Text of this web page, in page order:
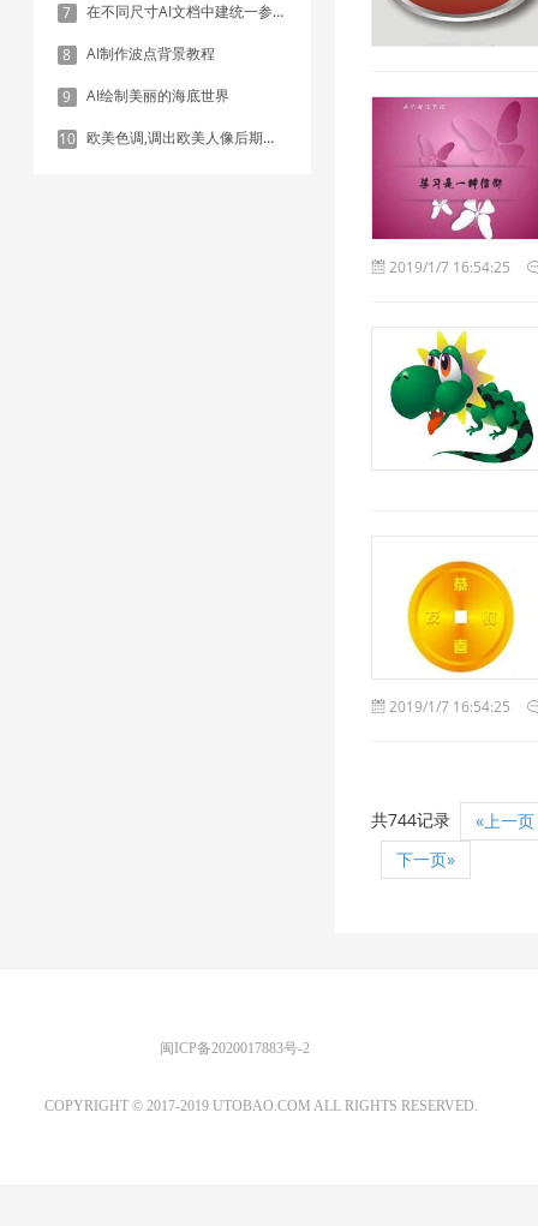
7 在不同尺寸AI文档中建统一参考线 - 方法1：对齐和分布
8 AI制作波点背景教程
9 AI绘制美丽的海底世界
10 欧美色调,调出欧美人像后期色调实例
2019/1/7 16:54:25
2019/1/7 16:54:25
共744记录
«上一页
下一页»
闽ICP备2020017883号-2
COPYRIGHT © 2017-2019 UTOBAO.COM ALL RIGHTS RESERVED.